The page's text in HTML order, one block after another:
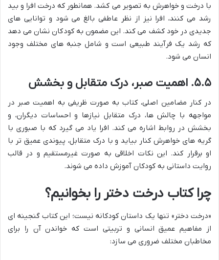
با درخت و خواهرش به تصویر می کشد. همانطور که درخت افرا و بید
رشد می کنند، افرا نیز از نظر عاطفی بالغ می شود و توانایی های
جدیدی در خود کشف می کند. این مضمون به کودکان نشان می دهد
که رشد یک فرآیند طبیعی است و شامل جنبه های مختلف وجود
انسان می شود.
۵.۵. اهمیت صبر، درک متقابل و بخشش
در کنار مضامین اصلی، کتاب به صورت ظریفی به اهمیت صبر در
مواجهه با چالش ها، درک متقابل نیازها و احساسات دیگران، و
بخشش در روابط اشاره می کند. افرا یاد می گیرد که با صبوری با
گریه های خواهرش کنار بیاید و با درک متقابل، پیوندی عمیق تر با
او برقرار کند. این نکات اخلاقی به صورت غیرمستقیم و در قالب
روایت داستانی به کودکان آموزش داده می شوند.
چرا کتاب درخت دختر را بخوانیم؟
«درخت دختر» تنها یک داستان کودکانه نیست؛ این کتاب گنجینه ای
از مفاهیم عمیق انسانی و تربیتی است که خواندن آن را برای
مخاطبان مختلف ضروری می سازد: